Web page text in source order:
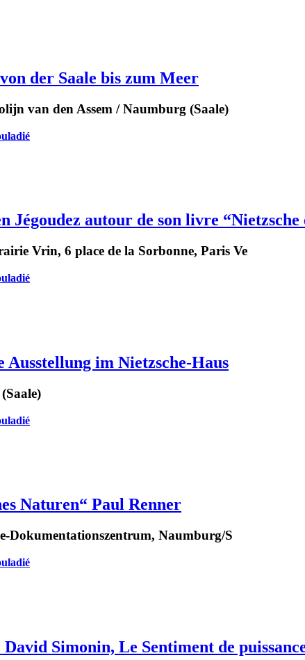
der Saale bis zum Meer
van den Assem / Naumburg (Saale)
Jégoudez autour de son livre “Nietzsche
Vrin, 6 place de la Sorbonne, Paris Ve
Ausstellung im Nietzsche-Haus
Naturen“ Paul Renner
Dokumentationszentrum, Naumburg/S
Simonin, Le Sentiment de